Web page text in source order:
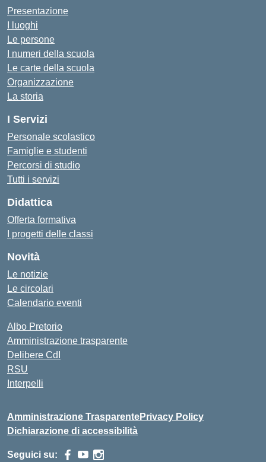
Presentazione
I luoghi
Le persone
I numeri della scuola
Le carte della scuola
Organizzazione
La storia
I Servizi
Personale scolastico
Famiglie e studenti
Percorsi di studio
Tutti i servizi
Didattica
Offerta formativa
I progetti delle classi
Novità
Le notizie
Le circolari
Calendario eventi
Albo Pretorio
Amministrazione trasparente
Delibere CdI
RSU
Interpelli
Amministrazione TrasparentePrivacy Policy
Dichiarazione di accessibilità
Seguici su: